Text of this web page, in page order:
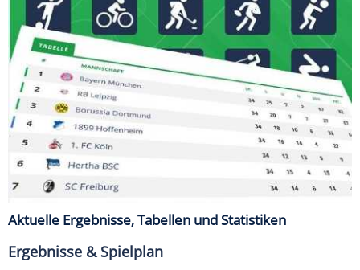
Aktuelle Ergebnisse, Tabellen und Statistiken
Ergebnisse & Spielplan